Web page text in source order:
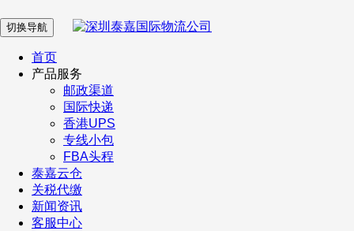
在 线 客 服
企业微信
订阅号
切换导航
首页
产品服务
邮政渠道
国际快递
香港UPS
专线小包
FBA头程
泰嘉云仓
关税代缴
新闻资讯
客服中心